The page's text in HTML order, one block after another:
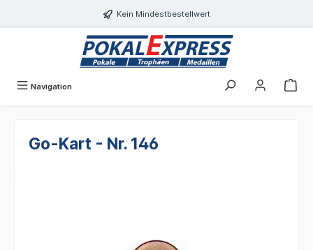
Kein Mindestbestellwert
Navigation
Go-Kart - Nr. 146